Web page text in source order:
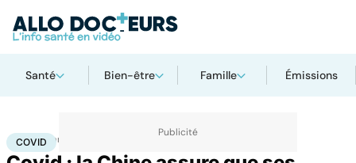
Santé Bien-être Famille Émissions
Accueil Santé Maladies infectieuses
COVID